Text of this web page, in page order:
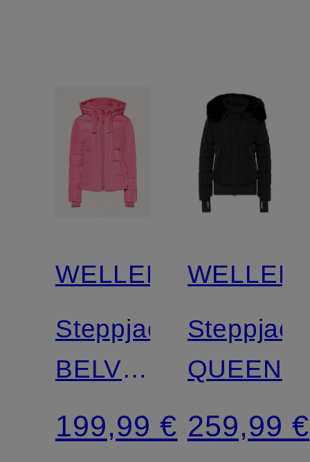
Kunstpelz
WELLENSTEYN
Steppjacke
BELVITINI
SHORT
199,99 €
QUEENS
259,99 €